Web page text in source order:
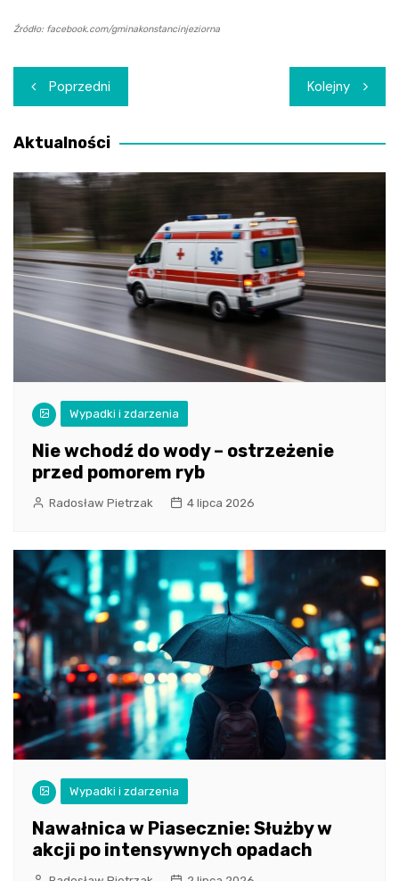
Źródło: facebook.com/gminakonstancinjeziorna
Nawigacja
wpisu
Poprzedni Kolejny
Aktualności
Wypadki i zdarzenia
Nie wchodź do wody – ostrzeżenie
przed pomorem ryb
Radosław Pietrzak 4 lipca 2026
Wypadki i zdarzenia
Nawałnica w Piasecznie: Służby w
akcji po intensywnych opadach